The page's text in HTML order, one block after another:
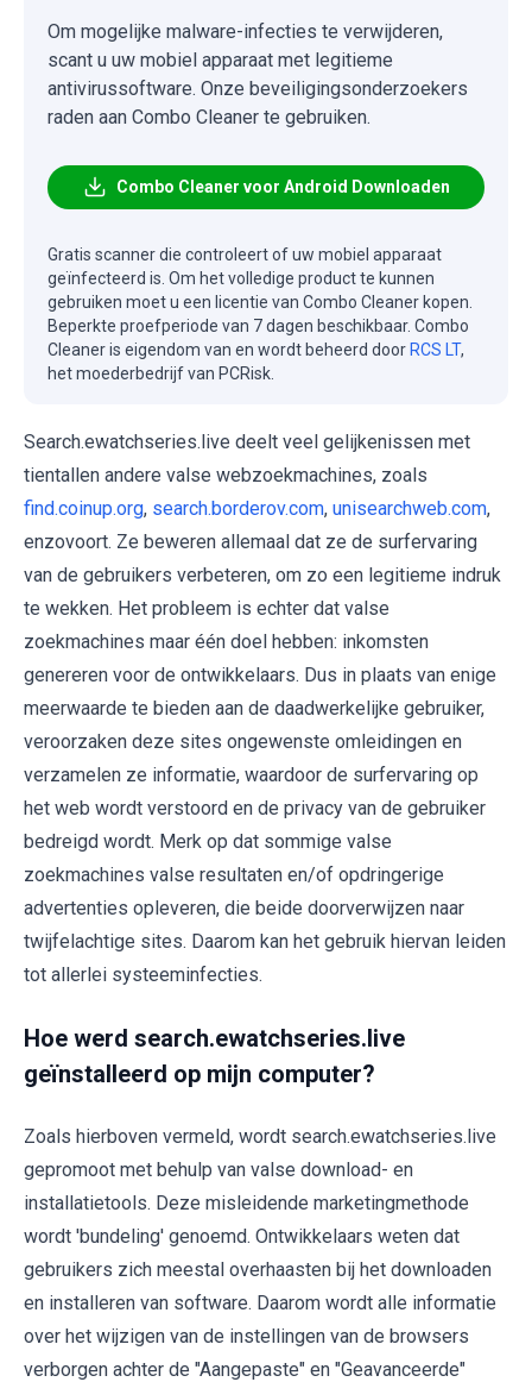
Om mogelijke malware-infecties te verwijderen,
scant u uw mobiel apparaat met legitieme
antivirussoftware. Onze beveiligingsonderzoekers
raden aan Combo Cleaner te gebruiken.
Combo Cleaner voor Android Downloaden
Gratis scanner die controleert of uw mobiel apparaat
geïnfecteerd is. Om het volledige product te kunnen
gebruiken moet u een licentie van Combo Cleaner kopen.
Beperkte proefperiode van 7 dagen beschikbaar. Combo
Cleaner is eigendom van en wordt beheerd door RCS LT,
het moederbedrijf van PCRisk.
Search.ewatchseries.live deelt veel gelijkenissen met
tientallen andere valse webzoekmachines, zoals
find.coinup.org, search.borderov.com, unisearchweb.com,
enzovoort. Ze beweren allemaal dat ze de surfervaring
van de gebruikers verbeteren, om zo een legitieme indruk
te wekken. Het probleem is echter dat valse
zoekmachines maar één doel hebben: inkomsten
genereren voor de ontwikkelaars. Dus in plaats van enige
meerwaarde te bieden aan de daadwerkelijke gebruiker,
veroorzaken deze sites ongewenste omleidingen en
verzamelen ze informatie, waardoor de surfervaring op
het web wordt verstoord en de privacy van de gebruiker
bedreigd wordt. Merk op dat sommige valse
zoekmachines valse resultaten en/of opdringerige
advertenties opleveren, die beide doorverwijzen naar
twijfelachtige sites. Daarom kan het gebruik hiervan leiden
tot allerlei systeeminfecties.
Hoe werd search.ewatchseries.live
geïnstalleerd op mijn computer?
Zoals hierboven vermeld, wordt search.ewatchseries.live
gepromoot met behulp van valse download- en
installatietools. Deze misleidende marketingmethode
wordt 'bundeling' genoemd. Ontwikkelaars weten dat
gebruikers zich meestal overhaasten bij het downloaden
en installeren van software. Daarom wordt alle informatie
over het wijzigen van de instellingen van de browsers
verborgen achter de "Aangepaste" en "Geavanceerde"